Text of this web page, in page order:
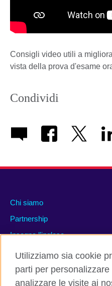
Consigli video utili a
vista della prova d'esame
Condividi
Chi siamo
Partnership
Insegna l’inglese
Contattaci
Utilizziamo sia cookie
parti per
analizzare le visite ai